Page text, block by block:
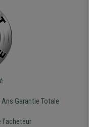
Garantie Totale
l'acheteur